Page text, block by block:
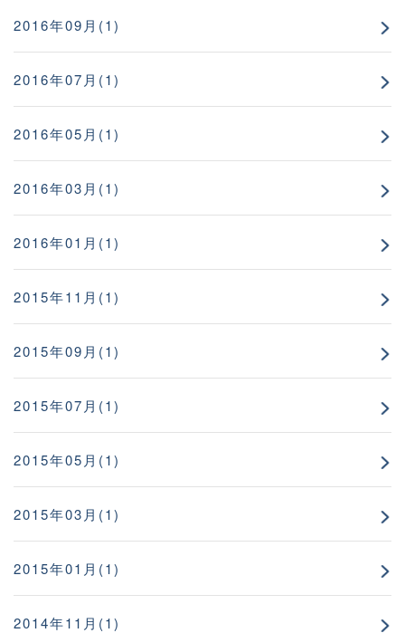
2016年09月(1)
2016年07月(1)
2016年05月(1)
2016年03月(1)
2016年01月(1)
2015年11月(1)
2015年09月(1)
2015年07月(1)
2015年05月(1)
2015年03月(1)
2015年01月(1)
2014年11月(1)